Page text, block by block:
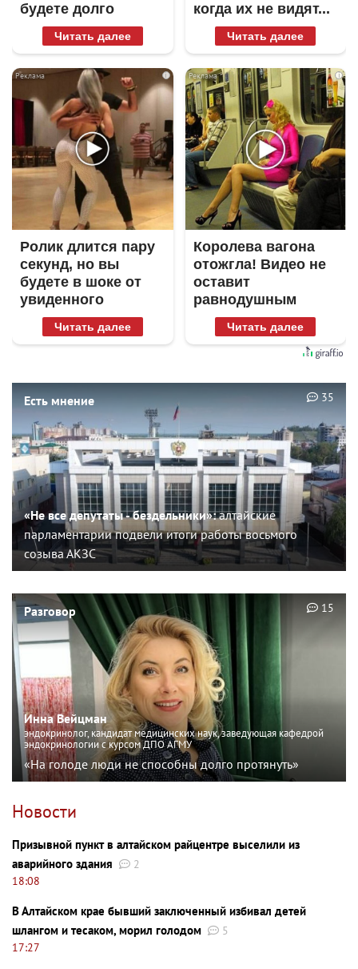
будете долго
Читать далее
когда их не видят...
Читать далее
i
Ролик длится пару
секунд, но вы
будете в шоке от
увиденного
Читать далее
i
Королева вагона
отожгла! Видео не
оставит
равнодушным
Читать далее
Есть мнение
«Не все депутаты - бездельники»:алтайские
парламентарии подвели итоги работы восьмого
созыва АКЗС
35
Разговор
Инна Вейцман
эндокринолог, кандидат медицинских наук, заведующая кафедрой
эндокринологии с курсом ДПО АГМУ
«На голоде люди не способны долго протянуть»
15
Новости
Призывной пункт в алтайском райцентре выселили из
аварийного здания
2
18:08
В Алтайском крае бывший заключенный избивал детей
шлангом и тесаком, морил голодом
5
17:27